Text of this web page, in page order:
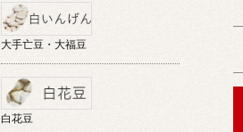
大手亡豆・大福豆
白花豆